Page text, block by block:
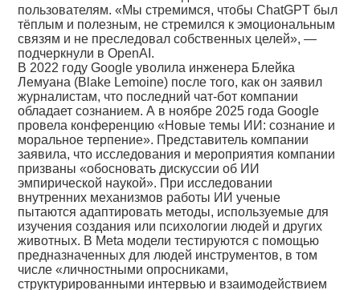
пользователям. «Мы стремимся, чтобы ChatGPT был
тёплым и полезным, не стремился к эмоциональным
связям и не преследовал собственных целей», —
подчеркнули в OpenAI.
В 2022 году Google уволила инженера Блейка
Лемуана (Blake Lemoine) после того, как он заявил
журналистам, что последний чат-бот компании
обладает сознанием. А в ноябре 2025 года Google
провела конференцию «Новые темы ИИ: сознание и
моральное терпение». Представитель компании
заявила, что исследования и мероприятия компании
призваны «обосновать дискуссии об ИИ
эмпирической наукой». При исследовании
внутренних механизмов работы ИИ ученые
пытаются адаптировать методы, используемые для
изучения создания или психологии людей и других
животных. В Meta модели тестируются с помощью
предназначенных для людей инструментов, в том
числе «личностными опросниками,
структурированными интервью и взаимодействием